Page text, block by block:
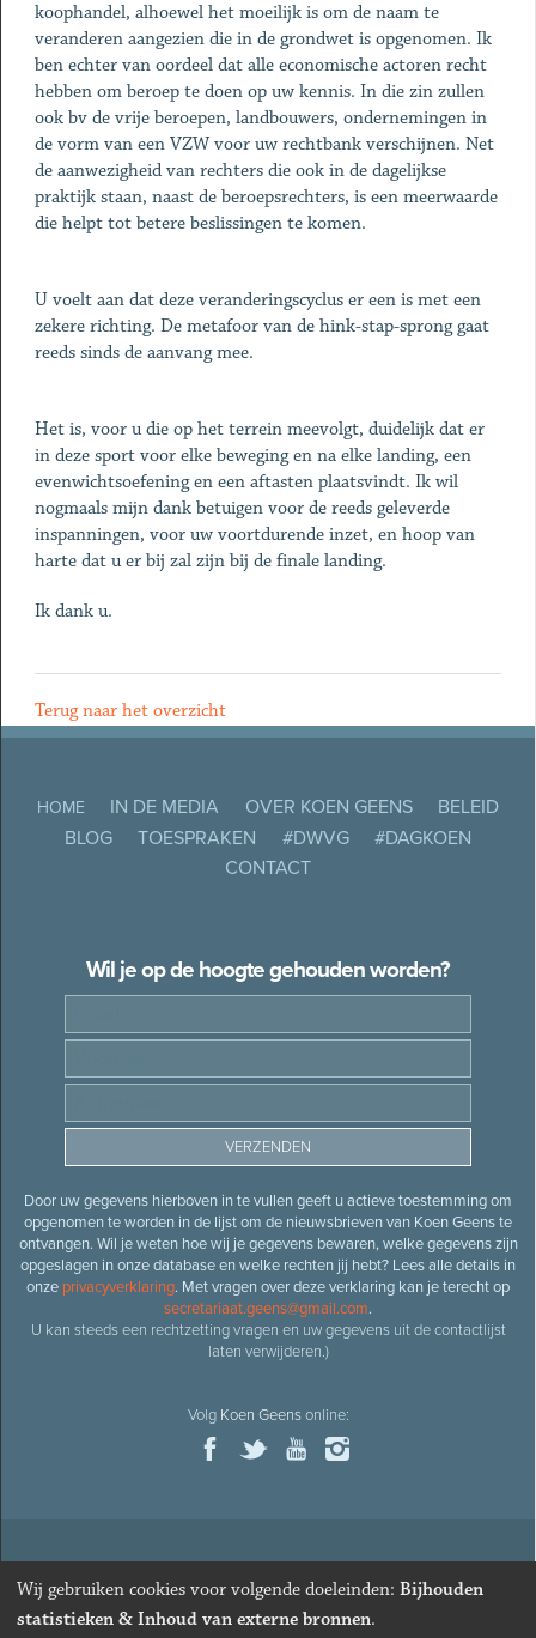
koophandel, alhoewel het moeilijk is om de naam te
veranderen aangezien die in de grondwet is opgenomen. Ik
ben echter van oordeel dat alle economische actoren recht
hebben om beroep te doen op uw kennis. In die zin zullen
ook bv de vrije beroepen, landbouwers, ondernemingen in
de vorm van een VZW voor uw rechtbank verschijnen. Net
de aanwezigheid van rechters die ook in de dagelijkse
praktijk staan, naast de beroepsrechters, is een meerwaarde
die helpt tot betere beslissingen te komen.
U voelt aan dat deze veranderingscyclus er een is met een
zekere richting. De metafoor van de hink-stap-sprong gaat
reeds sinds de aanvang mee.
Het is, voor u die op het terrein meevolgt, duidelijk dat er
in deze sport voor elke beweging en na elke landing, een
evenwichtsoefening en een aftasten plaatsvindt. Ik wil
nogmaals mijn dank betuigen voor de reeds geleverde
inspanningen, voor uw voortdurende inzet, en hoop van
harte dat u er bij zal zijn bij de finale landing.
Ik dank u.
Terug naar het overzicht
HOME IN DE MEDIA OVER KOEN GEENS
BELEID
BLOG
TOESPRAKEN #DWVG
#DAGKOEN
CONTACT
Wil je op de hoogte gehouden worden?
Door uw gegevens hierboven in te vullen geeft u actieve toestemming om
opgenomen te worden in de lijst om de nieuwsbrieven van Koen Geens te
ontvangen. Wil je weten hoe wij je gegevens bewaren, welke gegevens zijn
opgeslagen in onze database en welke rechten jij hebt? Lees alle details in
onze privacyverklaring. Met vragen over deze verklaring kan je terecht op
secretariaat.geens@gmail.com.
U kan steeds een rechtzetting vragen en uw gegevens uit de contactlijst
laten verwijderen.)
Volg Koen Geensonline:
© 2026Oud-minister en ere-volksvertegenwoordiger Koen
· Alle rechten voorbehouden · Cookies wijzigen
Webdesign&website ontwikkelingdoor Zenjoy in Leuven
Wij gebruiken cookies voor volgende doeleinden: Bijhouden
statistieken & Inhoud van externe bronnen.